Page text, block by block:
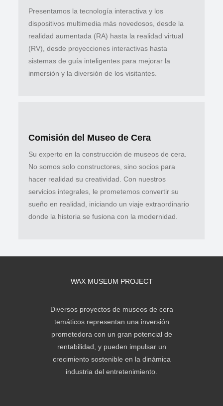
Presentamos la tecnología interactiva y los
dispositivos multimedia más novedosos, desde la
realidad aumentada (RA) hasta la realidad virtual
(RV), desde proyecciones interactivas hasta
sistemas de guía inteligentes para mejorar la
inmersión y la diversión de los visitantes.
Comisión del Museo de Cera
Su experto en la construcción de museos de cera.
No somos solo constructores, sino socios para
hacer realidad su creatividad. Con nuestros
servicios integrales, le prometemos convertir su
sueño en realidad, iniciando un viaje extraordinario
donde la historia se fusiona con la modernidad.
WAX MUSEUM PROJECT
Diversos proyectos de museos de cera
temáticos representan una inversión
prometedora con un gran potencial de
rentabilidad, y pueden impulsar un
crecimiento sostenible en la dinámica
industria del entretenimiento.